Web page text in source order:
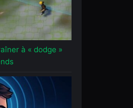
à « dodge »